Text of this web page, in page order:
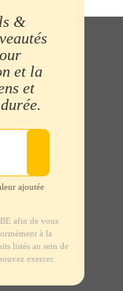
&
et la
et
ajoutée
afin de vous
à la
listés au sein de
exercer.